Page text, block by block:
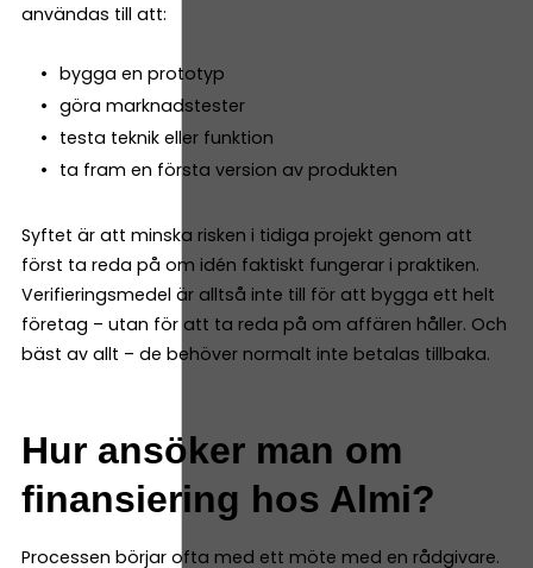
användas till att:
bygga en prototyp
göra marknadstester
testa teknik eller funktion
ta fram en första version av produkten
Syftet är att minska risken i tidiga projekt genom att
först ta reda på om idén faktiskt fungerar i praktiken.
Verifieringsmedel är alltså inte till för att bygga ett helt
företag – utan för att ta reda på om affären håller. Och
bäst av allt – de behöver normalt inte betalas tillbaka.
Hur ansöker man om
finansiering hos Almi?
Processen börjar ofta med ett möte med en rådgivare.